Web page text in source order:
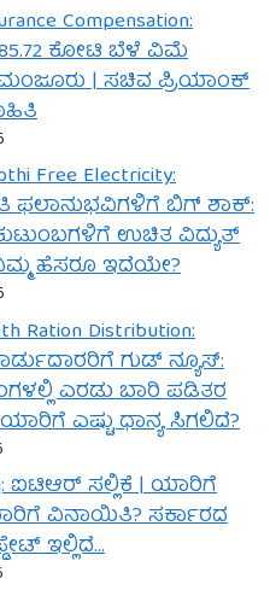
Compensation:
ಕೋಟಿ ಬೆಳೆ ವಿಮೆ
| ಸಚಿವ ಪ್ರಿಯಾಂಕ್
Free Electricity:
ಫಲಾನುಭವಿಗಳಿಗೆ ಬಿಗ್ ಶಾಕ್:
ಕುಟುಂಬಗಳಿಗೆ ಉಚಿತ ವಿದ್ಯುತ್
ಹೆಸರೂ ಇದೆಯೇ?
Ration Distribution:
ಗುಡ್ ನ್ಯೂಸ್:
ಎರಡು ಬಾರಿ ಪಡಿತರ
ಎಷ್ಟು ಧಾನ್ಯ ಸಿಗಲಿದೆ?
ಐಟಿಆರ್ ಸಲ್ಲಿಕೆ | ಯಾರಿಗೆ
ವಿನಾಯಿತಿ? ಸರ್ಕಾರದ
ಇಲ್ಲಿದೆ…